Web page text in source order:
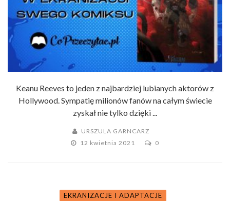
Keanu Reeves to jeden z najbardziej lubianych aktorów z
Hollywood. Sympatię milionów fanów na całym świecie
zyskał nie tylko dzięki ...
URSZULA GARNCARZ
12 kwietnia 2021
0
EKRANIZACJE I ADAPTACJE